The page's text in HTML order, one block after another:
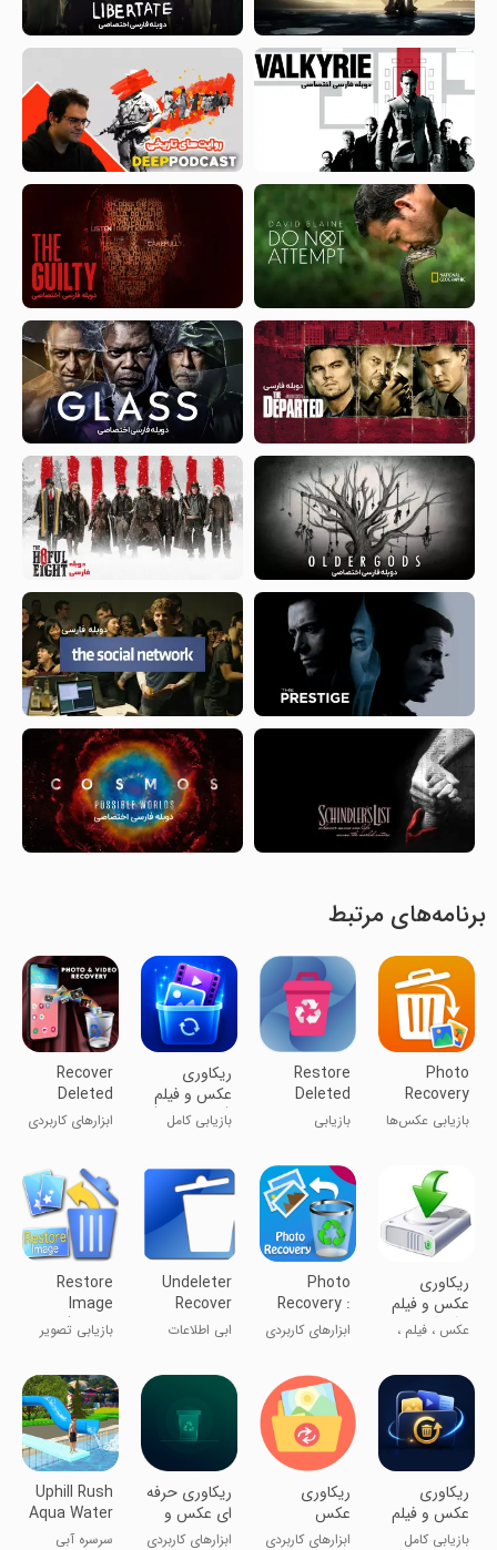
برنامه‌های مرتبط
Photo
Recovery
بازیابی عکس‌ها
Restore
Deleted
Photos
بازیابی
شده
‏‏‏ریکاوری
عکس و فیلم
(حذف شده )
بازیابی کامل
Recover
Deleted
Photos and
Videos
Recovery
ابزارهای کاربردی
‏‏ریکاوری
عکس و فیلم
و آهنگهای
عکس ، فیلم ،
Photo
Recovery :
Smart
Recover
ابزارهای کاربردی
Undeleter
Recover
Files & Data
ابی اطلاعات
Restore
Image
(Super
Easy)
بازیابی تصویر
‏‏‏‏‏‏ریکاوری
عکس و فیلم
حذف شده
بازیابی کامل
ریکاوری
عکس
ابزارهای کاربردی
ریکاوری حرفه
ای عکس و
فیلم
ابزارهای کاربردی
Uphill Rush
Aqua Water
Park
سرسره آبی